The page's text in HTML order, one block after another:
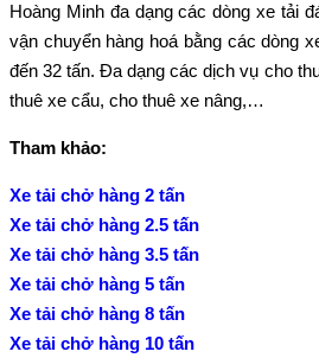
Hoàng Minh đa dạng các dòng xe tải
vận chuyển hàng hoá bằng các dòng
đến 32 tấn. Đa dạng các dịch vụ cho
thuê xe cẩu, cho thuê xe nâng,…
Tham khảo:
Xe tải chở hàng 2 tấn
Xe tải chở hàng 2.5 tấn
Xe tải chở hàng 3.5 tấn
Xe tải chở hàng 5 tấn
Xe tải chở hàng 8 tấn
Xe tải chở hàng 10 tấn